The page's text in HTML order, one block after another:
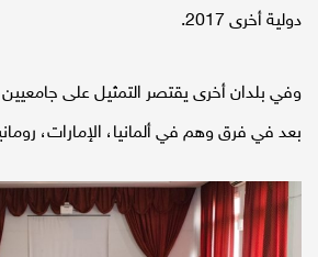
دولية أخرى 2017.
وفي بلدان أخرى يقتصر التمثيل على
بعد في فرق وهم في ألمانيا، الإمارات،